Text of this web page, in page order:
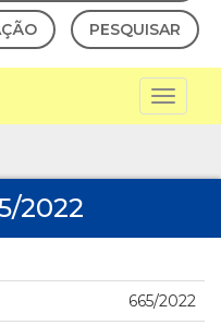
PESQUISAR
2022
665/2022